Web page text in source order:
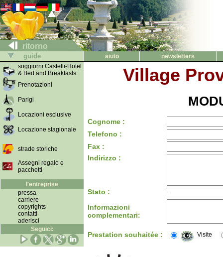
ritorno
guide aiuto
newsletters
soggiorni Castelli-Hotel
& Bed and Breakfasts
Prenotazioni
Parigi
Locazioni esclusive
Locazione stagionale
strade storiche
Assegni regalo e
pacchetti
l'entreprise
pressa
carriere
copyrights
contatti
aderisci
Seguici:
Village
Cognome :
Telefono :
Fax :
Indirizzo :
Stato :
Informazioni
complementari:
Prestation souhaitée : Visite